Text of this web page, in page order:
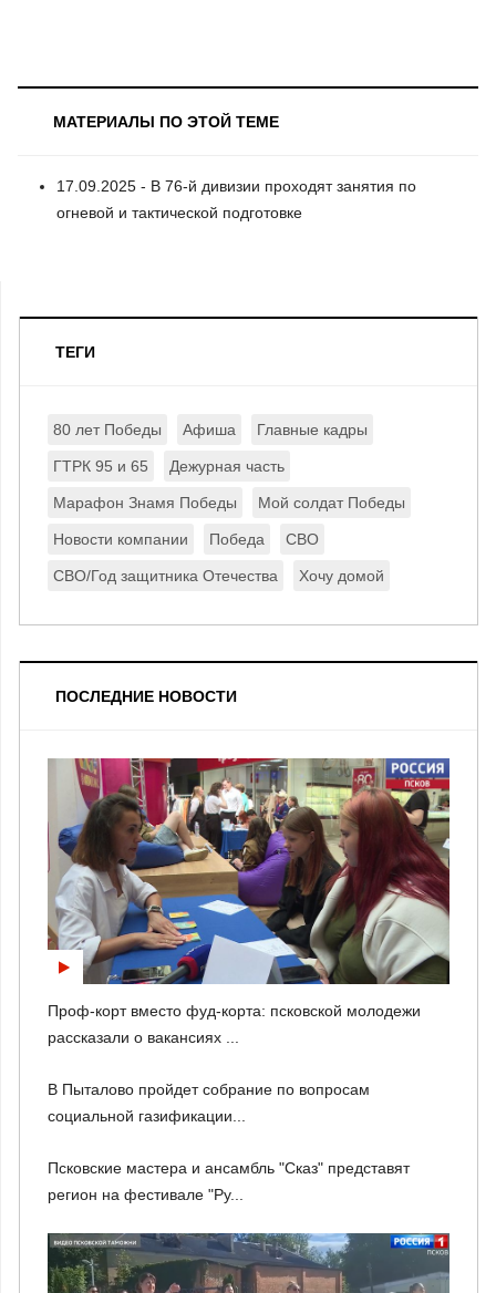
МАТЕРИАЛЫ ПО ЭТОЙ ТЕМЕ
17.09.2025 - В 76-й дивизии проходят занятия по
огневой и тактической подготовке
ТЕГИ
80 лет Победы Афиша Главные кадры
ГТРК 95 и 65 Дежурная часть
Марафон Знамя Победы Мой солдат Победы
Новости компании Победа СВО
СВО/Год защитника Отечества Хочу домой
ПОСЛЕДНИЕ НОВОСТИ
Проф-корт вместо фуд-корта: псковской молодежи
рассказали о вакансиях ...
В Пыталово пройдет собрание по вопросам
социальной газификации...
Псковские мастера и ансамбль "Сказ" представят
регион на фестивале "Ру...